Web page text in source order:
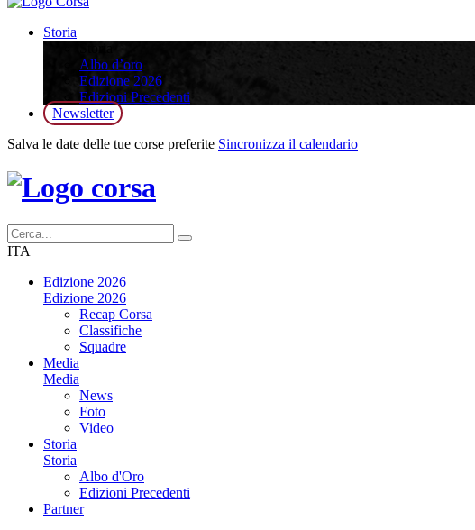
Storia
Albo d’oro
Edizione 2026
Edizioni Precedenti
Newsletter
Salva le date delle tue corse preferite Sincronizza il calendario
ITA
Edizione 2026
Edizione 2026
Recap Corsa
Classifiche
Squadre
Media
Media
News
Foto
Video
Storia
Storia
Albo d'Oro
Edizioni Precedenti
Partner